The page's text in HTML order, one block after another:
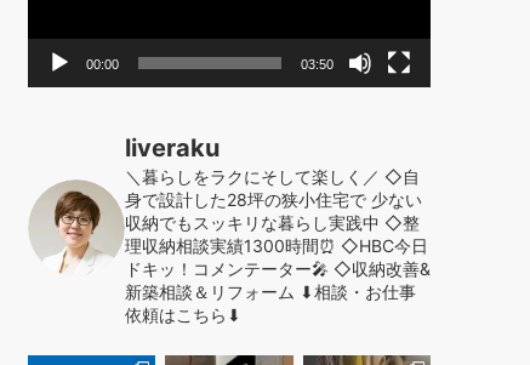
00:00 03:50
liveraku
＼暮らしをラクにそして楽しく／ ◇自
身で設計した28坪の狭小住宅で 少ない
収納でもスッキリな暮らし実践中 ◇整
理収納相談実績1300時間⏰ ◇HBC今日
ドキッ！コメンテーター🎤 ◇収納改善&
新築相談＆リフォーム ⬇︎相談・お仕事
依頼はこちら⬇︎